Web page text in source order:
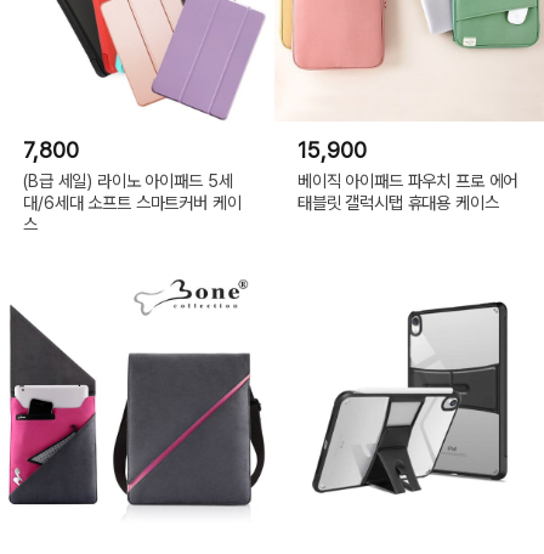
7,800
(B급 세일) 라이노 아이패드 5세
대/6세대 소프트 스마트커버 케이
스
15,900
베이직 아이패드 파우치 프로 에어
태블릿 갤럭시탭 휴대용 케이스